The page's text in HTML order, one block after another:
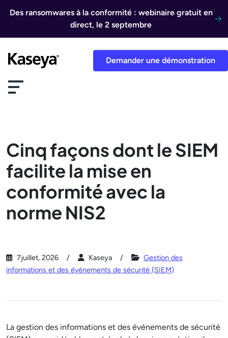
Des ransomwares à la conformité : webinaire gratuit en
direct, le 2 septembre
Demander une démonstration
Cinq façons dont le SIEM
facilite la mise en
conformité avec la
norme NIS2
7juillet, 2026 Kaseya
Gestion des
informations et des événements de sécurité (SIEM)
La gestion des informations et des événements de sécurité